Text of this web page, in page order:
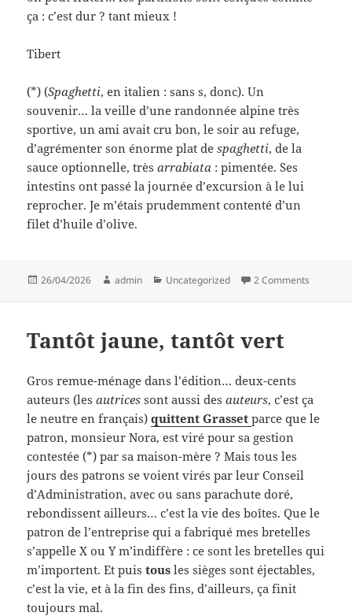
ça : c’est dur ? tant mieux !
Tibert
(*) (Spaghetti, en italien : sans s, donc). Un
souvenir… la veille d’une randonnée alpine très
sportive, un ami avait cru bon, le soir au refuge,
d’agrémenter son énorme plat despaghetti, de la
sauce optionnelle, trèsarrabiata : pimentée. Ses
intestins ont passé la journée d’excursion à le lui
reprocher. Je m’étais prudemment contenté d’un
filet d’huile d’olive.
Posted
26/04/2026 Author
admin Categories
Uncategorized 2 Comments
Tantôt jaune, tantôt vert
Gros remue-ménage dans l’édition… deux-cents
auteurs (lesautrices sont aussi desauteurs, c’est ça
le neutre en français)quittent Grassetparce que le
patron, monsieur Nora, est viré pour sa gestion
contestée (*) par sa maison-mère ? Mais tous les
jours des patrons se voient virés par leur Conseil
d’Administration, avec ou sans parachute doré,
rebondissent ailleurs… c’est la vie des boîtes. Que le
patron de l’entreprise qui a fabriqué mes bretelles
s’appelle X ou Y m’indiffère : ce sont les bretelles qui
m’importent. Et puistousles sièges sont éjectables,
c’est la vie, et à la fin des fins, d’ailleurs, ça finit
toujours mal.